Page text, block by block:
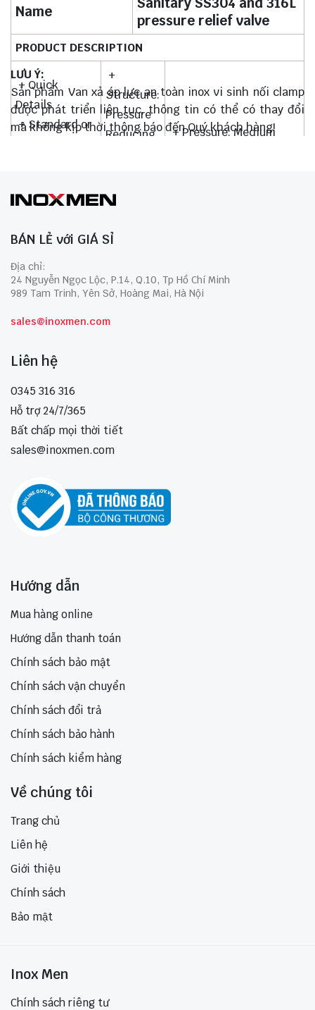
Name
pressure relief valve
PRODUCT DESCRIPTION
+ Quick
Details
+ Standard or
+ Media:
Model Num.
SANCSO1
+ Gasket:
+
Structure:
Pressure
Reducing
Stainless
Size: 3/8”
+ Brand
+ Pressure: Medium
LƯU Ý:
Sản phẩm Van xả áp lực an toàn inox vi sinh nối clamp
được phát triển liên tục, thông tin có thể có thay đổi
mà không kịp thời thông báo đến Quý khách hàng!
BÁN LẺ với GIÁ SỈ
Địa chỉ:
24 Nguyễn Ngọc Lộc, P.14, Q.10, Tp Hồ Chí Minh
989 Tam Trinh, Yên Sở, Hoàng Mai, Hà Nội
sales@inoxmen.com
Liên hệ
0345 316 316
Hỗ trợ 24/7/365
Bất chấp mọi thời tiết
sales@inoxmen.com
Hướng dẫn
Mua hàng online
Hướng dẫn thanh toán
Chính sách bảo mật
Chính sách vận chuyển
Chính sách đổi trả
Chính sách bảo hành
Chính sách kiểm hàng
Về chúng tôi
Trang chủ
Liên hệ
Giới thiệu
Chính sách
Bảo mật
Inox Men
Chính sách riêng tư